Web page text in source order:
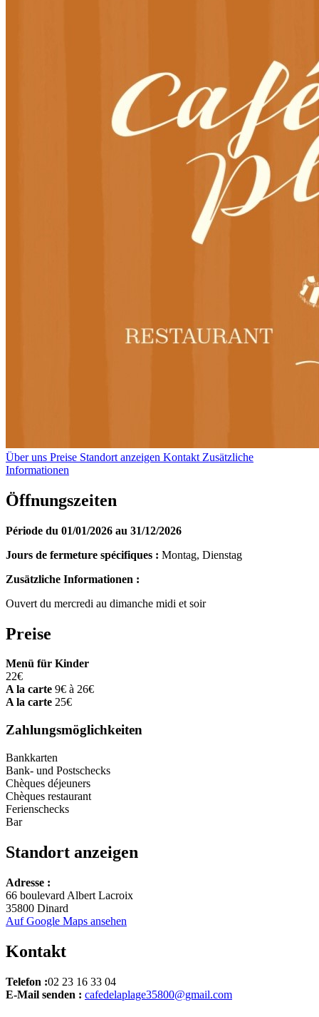
Über uns Preise Standort anzeigen Kontakt Zusätzliche
Informationen
Öffnungszeiten
Période du 01/01/2026 au 31/12/2026
Jours de fermeture spécifiques : Montag, Dienstag
Zusätzliche Informationen :
Ouvert du mercredi au dimanche midi et soir
Preise
Menü für Kinder
22€
A la carte 9€ à 26€
A la carte 25€
Zahlungsmöglichkeiten
Bankkarten
Bank- und Postschecks
Chèques déjeuners
Chèques restaurant
Ferienschecks
Bar
Standort anzeigen
+
−
Adresse :
66 boulevard Albert Lacroix
35800 Dinard
Auf Google Maps ansehen
Kontakt
Telefon :02 23 16 33 04
E-Mail senden : cafedelaplage35800@gmail.com